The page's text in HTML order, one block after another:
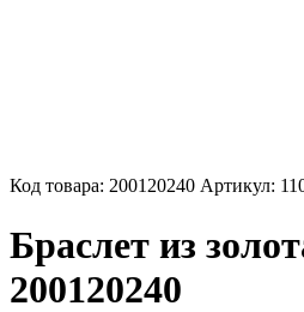
Код товара: 200120240 Артикул:
Браслет из
200120240